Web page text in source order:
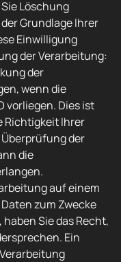
Löschung
Grundlage Ihrer
Einwilligung
der Verarbeitung:
der
wenn die
vorliegen. Dies ist
Richtigkeit Ihrer
der
die
auf einem
zum Zwecke
Sie das Recht,
Ein